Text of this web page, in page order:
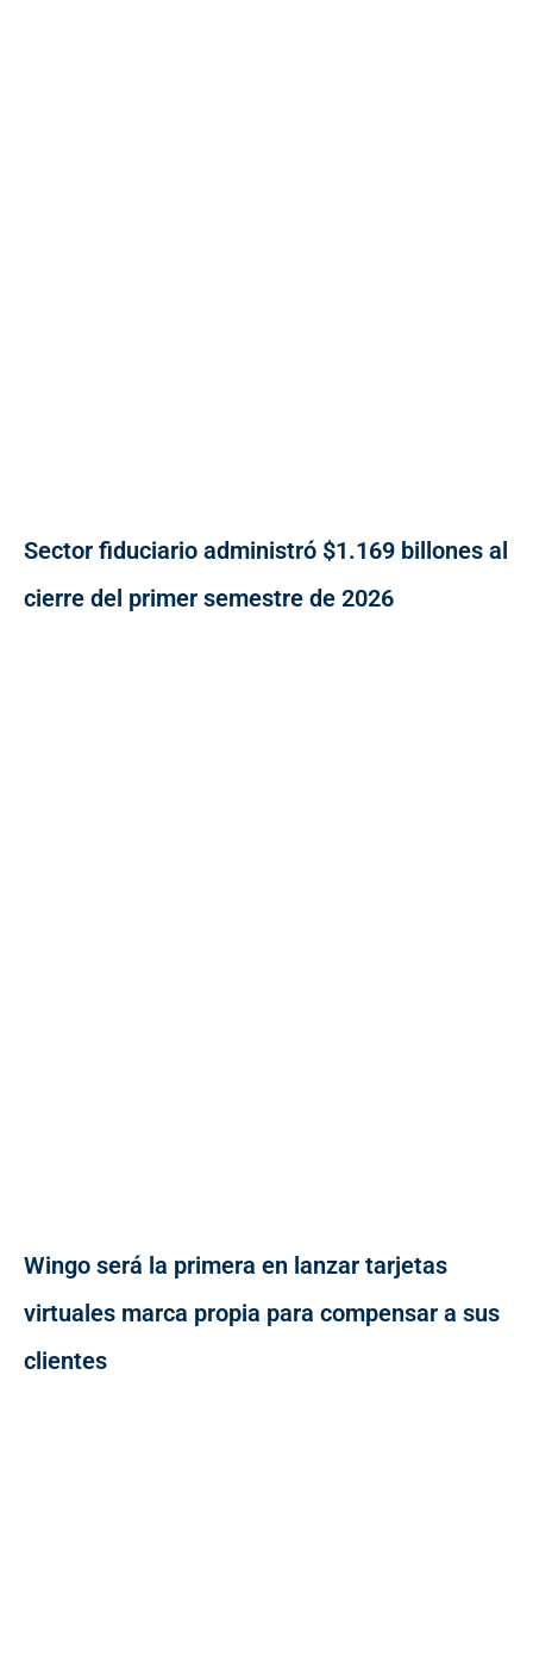
Sector fiduciario administró $1.169 billones al
cierre del primer semestre de 2026
Wingo será la primera en lanzar tarjetas
virtuales marca propia para compensar a sus
clientes